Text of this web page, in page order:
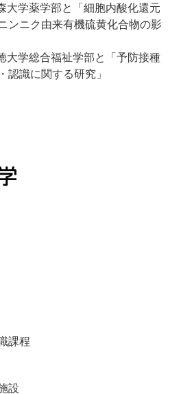
大学薬学部と「細胞内酸化還元
ンニク由来有機硫黄化合物の影
大学総合福祉学部と「予防接種
認識に関する研究」
課程
設